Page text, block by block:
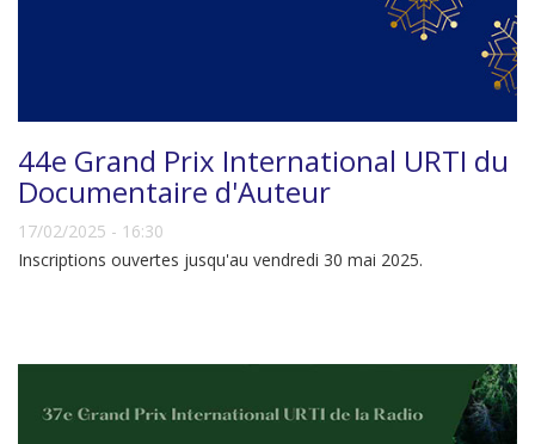
44e Grand Prix International URTI du
Documentaire d'Auteur
17/02/2025 - 16:30
Inscriptions ouvertes jusqu'au vendredi 30 mai 2025.